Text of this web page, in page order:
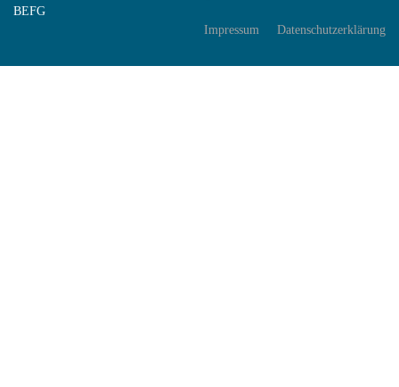
BEFG
Impressum
Datenschutzerklärung